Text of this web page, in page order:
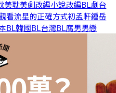
美耽美劇 改編小說改編BL劇 台
看流星的正確方式初孟軒鍾岳
BL韓國BL台灣BL腐男男戀